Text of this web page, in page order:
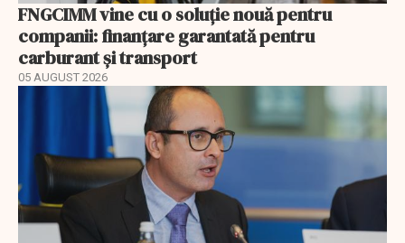
FNGCIMM vine cu o soluție nouă pentru
companii: finanțare garantată pentru
carburant și transport
05 AUGUST 2026